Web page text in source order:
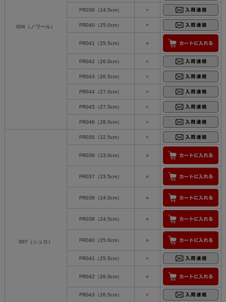
004（ノワール）
FR039（24.5cm） ×
FR040（25.0cm） ×
FR041（25.5cm） ○
FR042（26.0cm） ×
FR043（26.5cm） ×
FR044（27.0cm） ×
FR045（27.5cm） ×
FR046（28.0cm） ×
007（シュロ）
FR035（22.5cm） ×
FR036（23.0cm） ○
FR037（23.5cm） ○
FR038（24.0cm） ○
FR039（24.5cm） ○
FR040（25.0cm） ○
FR041（25.5cm） ×
FR042（26.0cm） ○
FR043（26.5cm） ×